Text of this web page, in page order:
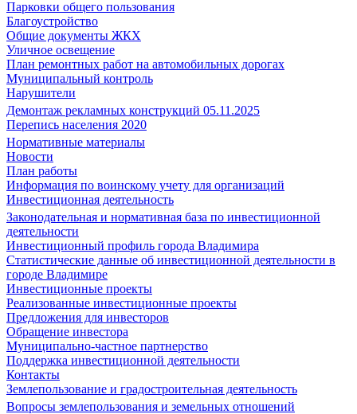
Парковки общего пользования
Благоустройство
Общие документы ЖКХ
Уличное освещение
План ремонтных работ на автомобильных дорогах
Муниципальный контроль
Нарушители
Демонтаж рекламных конструкций 05.11.2025
Перепись населения 2020
Нормативные материалы
Новости
План работы
Информация по воинскому учету для организаций
Инвестиционная деятельность
Законодательная и нормативная база по инвестиционной
деятельности
Инвестиционный профиль города Владимира
Статистические данные об инвестиционной деятельности в
городе Владимире
Инвестиционные проекты
Реализованные инвестиционные проекты
Предложения для инвесторов
Обращение инвестора
Муниципально-частное партнерство
Поддержка инвестиционной деятельности
Контакты
Землепользование и градостроительная деятельность
Вопросы землепользования и земельных отношений